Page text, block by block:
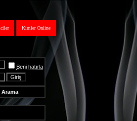
Kimler Online
Beni hatırla
Arama